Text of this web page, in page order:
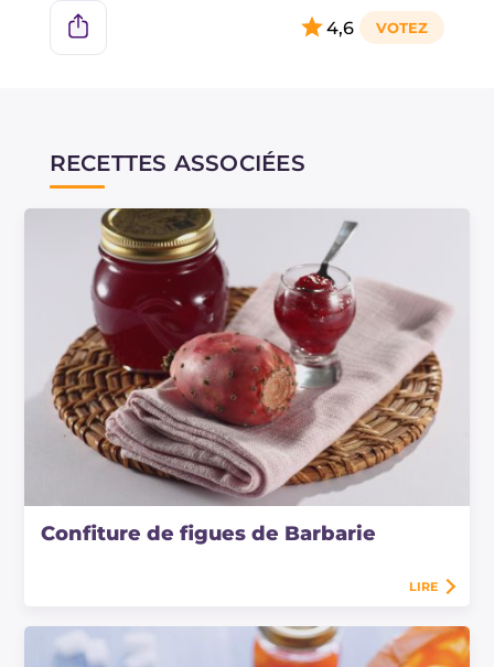
les risques, mais il faut toujours garder à l'esprit
que l'on ne pourra jamais atteindre le même
correcte des conserves faites maison, nous vous
renvoyons aux directives du Ministère de la
Santé.
4,6
RECETTES ASSOCIÉES
Confiture de figues de Barbarie
LIRE